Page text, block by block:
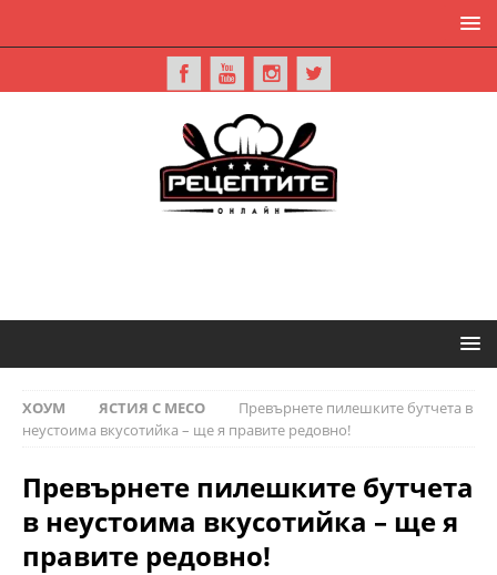
ХОУМ ЯСТИЯ С МЕСО
Превърнете пилешките бутчета в
неустоима вкусотийка – ще я правите редовно!
Превърнете пилешките бутчета
в неустоима вкусотийка – ще я
правите редовно!